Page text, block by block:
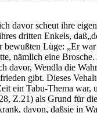
davor scheut ihre
dritten Enkels,
Lüge: „Er
nämlich eine
Wendla die
gibt. Dieses
ein Tabu-Thema
Z.21) als Grund für
davon, daßsie in